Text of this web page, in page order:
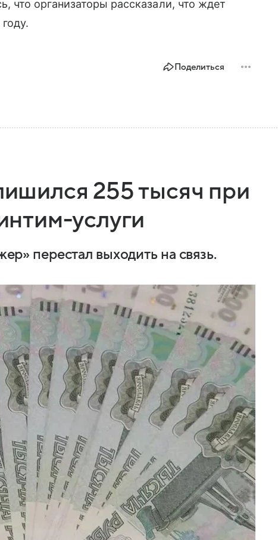
что организаторы рассказали, что ждет
Поделиться
255 тысяч при
услуги
перестал выходить на связь.